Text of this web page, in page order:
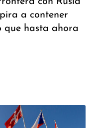
a contener
hasta ahora